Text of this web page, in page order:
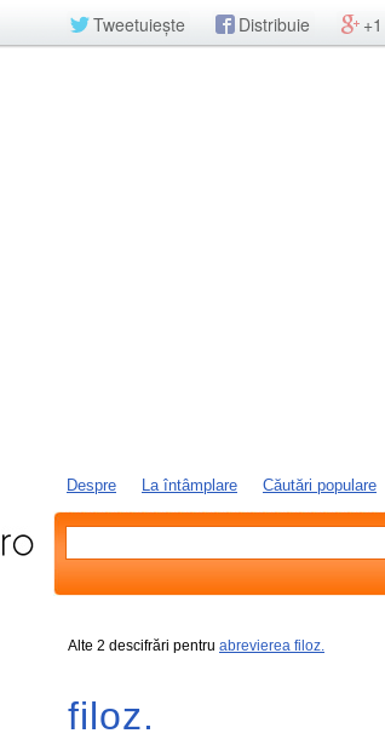
Tweetuiește Distribuie +1
Despre La întâmplare Căutări populare
Alte 2 descifrări pentru abrevierea filoz.
filoz.